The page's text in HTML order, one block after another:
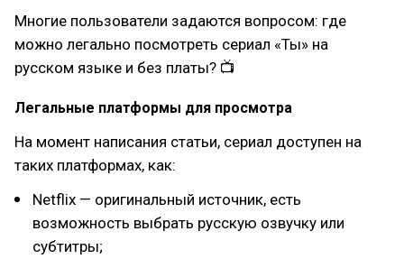
Многие пользователи задаются вопросом: где
можно легально посмотреть сериал «Ты» на
русском языке и без платы? 📺
Легальные платформы для просмотра
На момент написания статьи, сериал доступен на
таких платформах, как:
Netflix — оригинальный источник, есть
возможность выбрать русскую озвучку или
субтитры;